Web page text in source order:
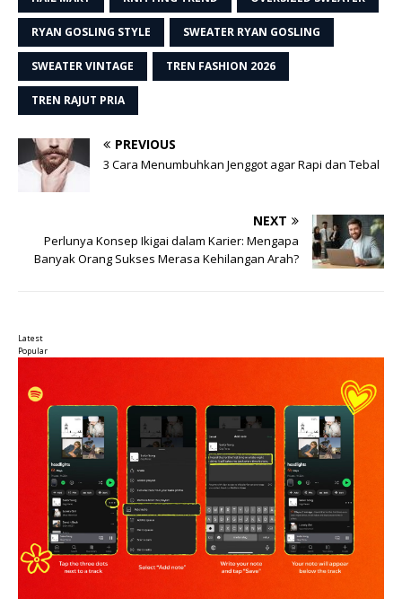
RYAN GOSLING STYLE SWEATER RYAN GOSLING
SWEATER VINTAGE TREN FASHION 2026
TREN RAJUT PRIA
PREVIOUS
3 Cara Menumbuhkan Jenggot agar Rapi dan Tebal
NEXT
Perlunya Konsep Ikigai dalam Karier: Mengapa
Banyak Orang Sukses Merasa Kehilangan Arah?
Latest
Popular